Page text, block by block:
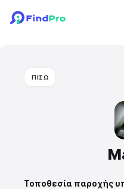
ΠΙΣΩ
Τοποθεσία παροχής